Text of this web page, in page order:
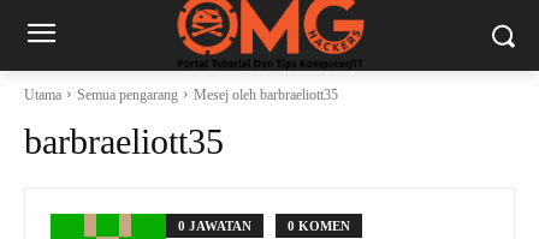
Utama Semua pengarang Mesej oleh barbraeliott35
barbraeliott35
0 JAWATAN 0 KOMEN